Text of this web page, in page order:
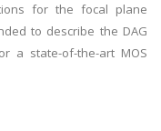
for the focal plane
to describe the DAG
a state-of-the-art MOS